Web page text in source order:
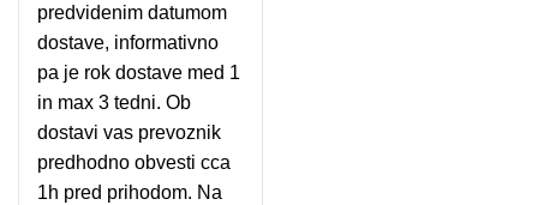
predvidenim datumom
dostave, informativno
pa je rok dostave med 1
in max 3 tedni. Ob
dostavi vas prevoznik
predhodno obvesti cca
1h pred prihodom. Na